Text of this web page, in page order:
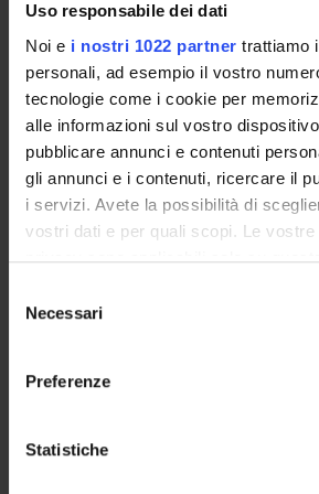
Uso responsabile dei dati
Noi e i nostri 1022 partner trattiamo
personali, ad esempio il vostro
tecnologie come i cookie per
alle informazioni sul vostro
pubblicare annunci e contenuti
gli annunci e i contenuti, ricercare il
i servizi. Avete la possibilità di
vostri dati e per quali scopi. Le
privacy sono applicabili solo su
modificare o revocare il proprio
momento dalla Dichiarazione sui
raccogliere informazioni sulla
geografica, con
delNecessari
Preferenze
Statistiche
draw upon insights derived from
practices.
Pagina Web:
https://serena.sharepress.it/
Id prodotto:
148458
Handle IRIS:
11562/1175194
ultima modifica:
Citazione bibliografica:
in evaluating morphological
languages: A case study on Hittite
LINGUISTICI E COMPARATI.